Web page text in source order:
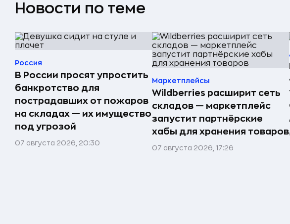
Новости по теме
Россия
В России просят упростить
банкротство для
пострадавших от пожаров
на складах — их имущество
под угрозой
07 августа 2026, 20:30
Маркетплейсы
Wildberries расширит сеть
складов — маркетплейс
запустит партнёрские
хабы для хранения товаров
07 августа 2026, 17:26